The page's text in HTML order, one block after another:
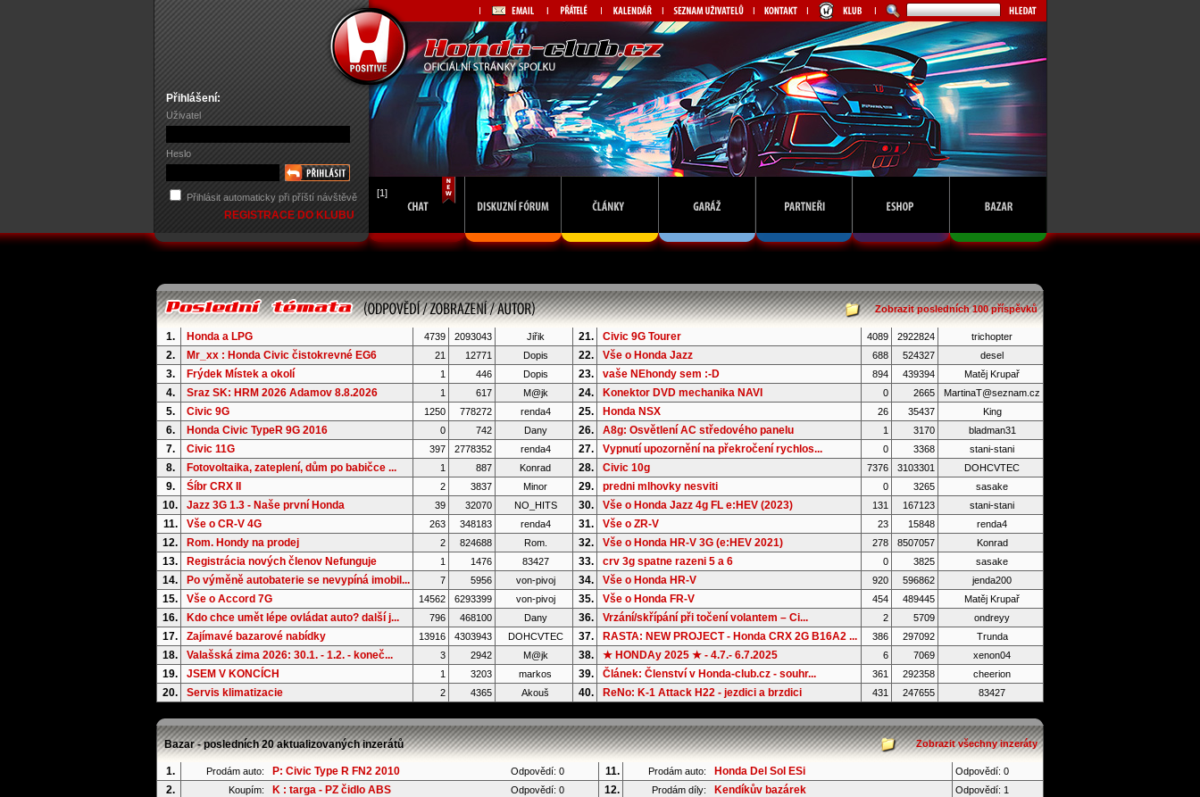
Přihlášení:
Uživatel
Heslo
Přihlásit automaticky při příští návštěvě
REGISTRACE DO KLUBU
[1]
Zobrazit posledních 100 příspěvků
1. Honda a LPG 4739 2093043 Jiřik 21. Civic 9G Tourer 4089 2922824 trichopter
2. Mr_xx : Honda Civic čistokrevné EG6 21 12771 Dopis 22. Vše o Honda Jazz 688 524327 desel
3. Frýdek Místek a okolí 1 446 Dopis 23. vaše NEhondy sem :-D 894 439394 Matěj Krupař
4. Sraz SK: HRM 2026 Adamov 8.8.2026 1 617 M@jk 24. Konektor DVD mechanika NAVI 0 2665 MartinaT@seznam.cz
5. Civic 9G 1250 778272 renda4 25. Honda NSX 26 35437 King
6. Honda Civic TypeR 9G 2016 0 742 Dany 26. A8g: Osvětlení AC středového panelu 1 3170 bladman31
7. Civic 11G 397 2778352 renda4 27. Vypnutí upozornění na překročení rychlos... 0 3368 stani-stani
8. Fotovoltaika, zateplení, dům po babičce ... 1 887 Konrad 28. Civic 10g 7376 3103301 DOHCVTEC
9. Śíbr CRX II 2 3837 Minor 29. predni mlhovky nesviti 0 3265 sasake
10. Jazz 3G 1.3 - Naše první Honda 39 32070 NO_HITS 30. Vše o Honda Jazz 4g FL e:HEV (2023) 131 167123 stani-stani
11. Vše o CR-V 4G 263 348183 renda4 31. Vše o ZR-V 23 15848 renda4
12. Rom. Hondy na prodej 2 824688 Rom. 32. Vše o Honda HR-V 3G (e:HEV 2021) 278 8507057 Konrad
13. Registrácia nových členov Nefunguje 1 1476 83427 33. crv 3g spatne razeni 5 a 6 0 3825 sasake
14. Po výměně autobaterie se nevypíná imobil... 7 5956 von-pivoj 34. Vše o Honda HR-V 920 596862 jenda200
15. Vše o Accord 7G 14562 6293399 von-pivoj 35. Vše o Honda FR-V 454 489445 Matěj Krupař
16. Kdo chce umět lépe ovládat auto? další j... 796 468100 Dany 36. Vrzání/skřípání při točení volantem – Ci... 2 5709 ondreyy
17. Zajímavé bazarové nabídky 13916 4303943 DOHCVTEC 37. RASTA: NEW PROJECT - Honda CRX 2G B16A2 ... 386 297092 Trunda
18. Valašská zima 2026: 30.1. - 1.2. - koneč... 3 2942 M@jk 38. ★ HONDAy 2025 ★ - 4.7.- 6.7.2025 6 7069 xenon04
19. JSEM V KONCÍCH 1 3203 markos 39. Článek: Členství v Honda-club.cz - souhr... 361 292358 cheerion
20. Servis klimatizacie 2 4365 Akouš 40. ReNo: K-1 Attack H22 - jezdici a brzdici 431 247655 83427
Bazar - posledních 20 aktualizovaných inzerátů Zobrazit všechny inzeráty
1. Prodám auto: P: Civic Type R FN2 2010 Odpovědí: 0 11. Prodám auto: Honda Del Sol ESi Odpovědí: 0
2. Koupím: K : targa - PZ čidlo ABS Odpovědí: 0 12. Prodám díly: Kendíkův bazárek Odpovědí: 1